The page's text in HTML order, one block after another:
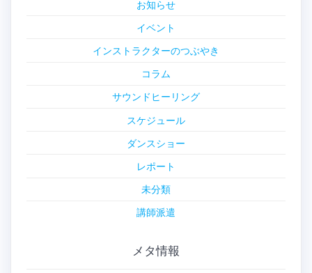
お知らせ
イベント
インストラクターのつぶやき
コラム
サウンドヒーリング
スケジュール
ダンスショー
レポート
未分類
講師派遣
メタ情報